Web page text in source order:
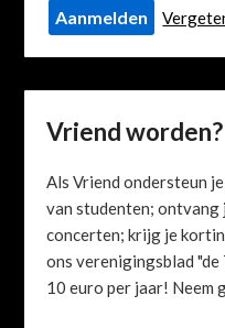
Vriend worden?
Als Vriend ondersteun
van studenten;
concerten; krijg je
ons verenigingsblad
10 euro per jaar! Neem